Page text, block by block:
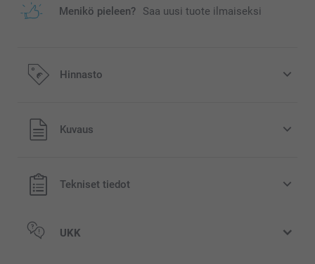
Menikö pieleen? Saa uusi tuote ilmaiseksi
Hinnasto
Kaikki hinnat ovat euroina, sisältävät arvonlisäveron ja
eivät sisällä postikuluja.
Kuvaus
Tekniset tiedot
UKK